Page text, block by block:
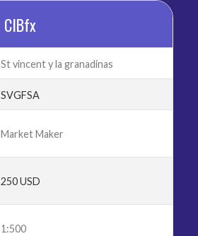
CIBfx
St vincent y la granadinas
SVGFSA
Market Maker
250 USD
1:500